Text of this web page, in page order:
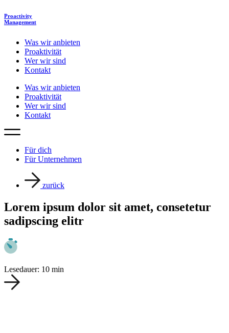
Proactivity
Management
Was wir anbieten
Proaktivität
Wer wir sind
Kontakt
Was wir anbieten
Proaktivität
Wer wir sind
Kontakt
Für dich
Für Unternehmen
zurück
Lorem ipsum dolor sit amet, consetetur
sadipscing elitr
Lesedauer: 10 min